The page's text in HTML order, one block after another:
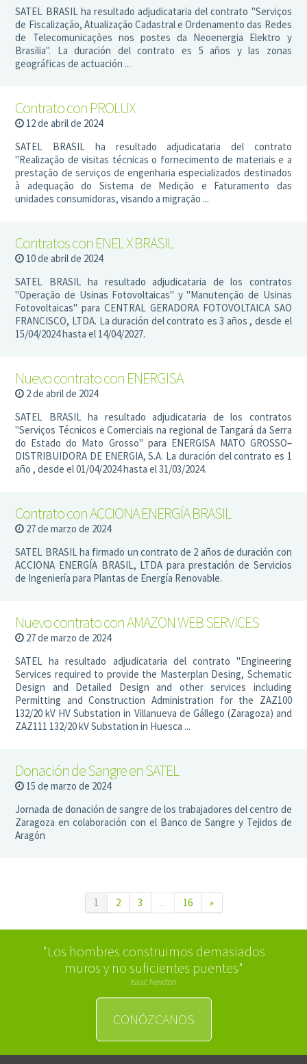
SATEL BRASIL ha resultado adjudicataria del contrato "Serviços
de Fiscalização, Atualização Cadastral e Ordenamento das Redes
de Telecomunicações nos postes da Neoenergia Elektro y
Brasilia". La duración del contrato es 5 años y las zonas
geográficas de actuación ...
Contrato con PROLUX
12 de abril de 2024
SATEL BRASIL ha resultado adjudicataria del contrato
"Realização de visitas técnicas o fornecimento de materiais e a
prestação de serviços de engenharia especializados destinados
à adequação do Sistema de Medição e Faturamento das
unidades consumidoras, visando a migração ...
Contratos con ENEL X BRASIL
10 de abril de 2024
SATEL BRASIL ha resultado adjudicataria de los contratos
"Operação de Usinas Fotovoltaicas" y "Manutenção de Usinas
Fotovoltaicas" para CENTRAL GERADORA FOTOVOLTAICA SAO
FRANCISCO, LTDA. La duración del contrato es 3 años , desde el
15/04/2024 hasta el 14/04/2027.
Nuevo contrato con ENERGISA
2 de abril de 2024
SATEL BRASIL ha resultado adjudicataria de los contratos
"Serviços Técnicos e Comerciais na regional de Tangará da Serra
do Estado do Mato Grosso" para ENERGISA MATO GROSSO–
DISTRIBUIDORA DE ENERGIA, S.A. La duración del contrato es 1
año , desde el 01/04/2024 hasta el 31/03/2024.
Contrato con ACCIONA ENERGÍA BRASIL
27 de marzo de 2024
SATEL BRASIL ha firmado un contrato de 2 años de duración con
ACCIONA ENERGÍA BRASIL, LTDA para prestación de Servicios
de Ingeniería para Plantas de Energía Renovable.
Nuevo contrato con AMAZON WEB SERVICES
27 de marzo de 2024
SATEL ha resultado adjudicataria del contrato "Engineering
Services required to provide the Masterplan Desing, Schematic
Design and Detailed Design and other services including
Permitting and Construction Administration for the ZAZ100
132/20 kV HV Substation in Villanueva de Gállego (Zaragoza) and
ZAZ111 132/20 kV Substation in Huesca ...
Donación de Sangre en SATEL
15 de marzo de 2024
Jornada de donación de sangre de los trabajadores del centro de
Zaragoza en colaboración con el Banco de Sangre y Tejidos de
Aragón
1 2 3 ... 16 »
"Los hombres construimos demasiados
muros y no suficientes puentes"
Isaac Newton
CONÓZCANOS